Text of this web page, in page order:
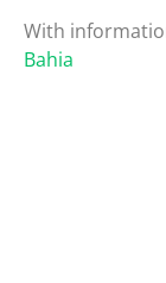
With
Bahia